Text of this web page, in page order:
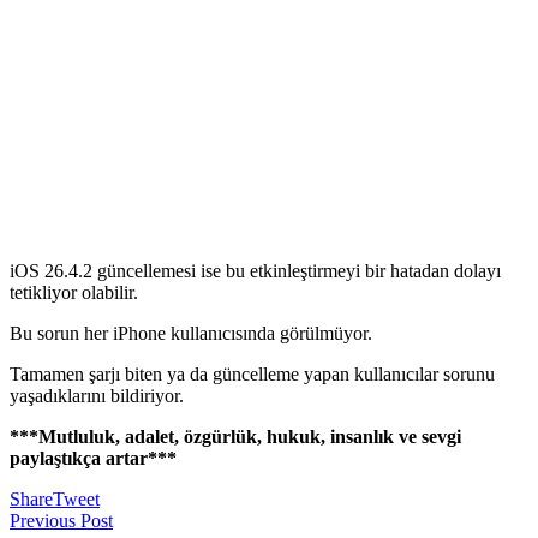
iOS 26.4.2 güncellemesi ise bu etkinleştirmeyi bir hatadan dolayı
tetikliyor olabilir.
Bu sorun her iPhone kullanıcısında görülmüyor.
Tamamen şarjı biten ya da güncelleme yapan kullanıcılar sorunu
yaşadıklarını bildiriyor.
***Mutluluk, adalet, özgürlük, hukuk, insanlık ve sevgi
paylaştıkça artar***
ShareTweet
Previous Post